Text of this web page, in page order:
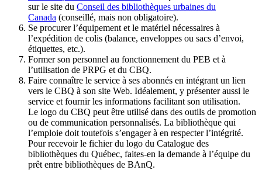
sur le site du Conseil des bibliothèques urbaines du
Canada (conseillé, mais non obligatoire).
Se procurer l’équipement et le matériel nécessaires à
l’expédition de colis (balance, enveloppes ou sacs d’envoi,
étiquettes, etc.).
Former son personnel au fonctionnement du PEB et à
l’utilisation de PRPG et du CBQ.
Faire connaître le service à ses abonnés en intégrant un lien
vers le CBQ à son site Web. Idéalement, y présenter aussi le
service et fournir les informations facilitant son utilisation.
Le logo du CBQ peut être utilisé dans des outils de promotion
ou de communication personnalisés. La bibliothèque qui
l’emploie doit toutefois s’engager à en respecter l’intégrité.
Pour recevoir le fichier du logo du Catalogue des
bibliothèques du Québec, faites-en la demande à l’équipe du
prêt entre bibliothèques de BAnQ.